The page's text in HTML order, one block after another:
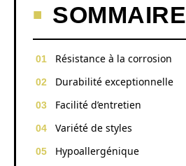
SOMMAIRE
Résistance à la corrosion
Durabilité exceptionnelle
Facilité d’entretien
Variété de styles
Hypoallergénique